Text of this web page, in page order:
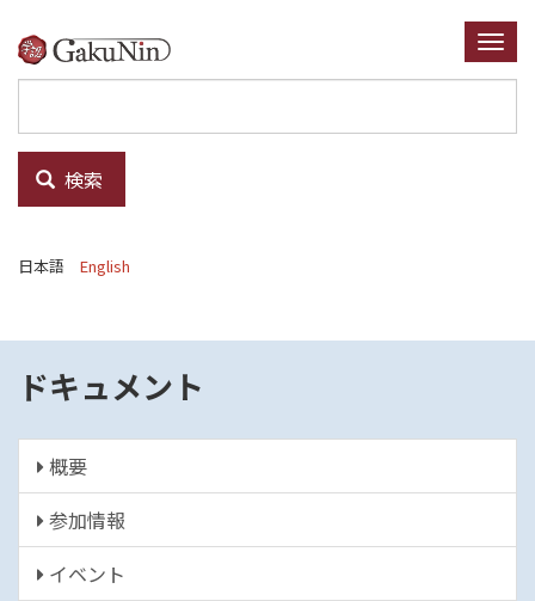
イ
ン
ン
テ
ツ
検索
日本語 English
ドキュメント
概要
参加情報
イベント